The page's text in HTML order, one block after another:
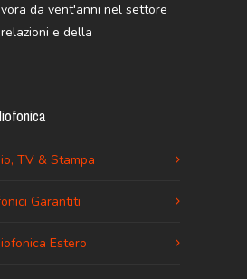
da vent'anni nel settore
e della
TV & Stampa
Garantiti
Estero